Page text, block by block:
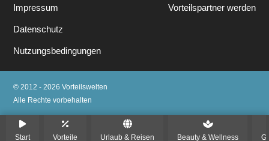
Start Vorteile Urlaub & Reisen Beauty & Wellness
Impressum
Datenschutz
Nutzungsbedingungen
Vorteilspartner werden
© 2012 - 2026 Vorteilswelten
Alle Rechte vorbehalten